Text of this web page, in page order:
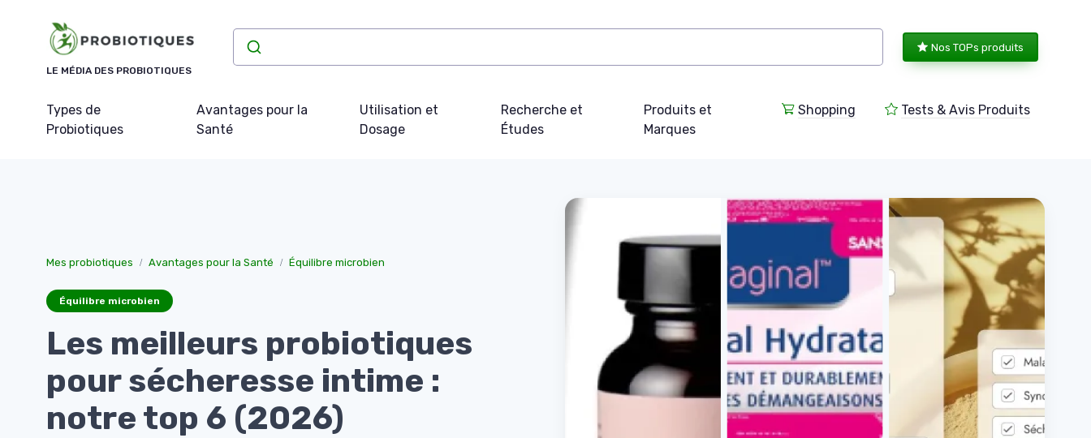
LE MÉDIA DES PROBIOTIQUES
Nos TOPs produits
Types de
Probiotiques
Avantages pour la
Santé
Utilisation et
Dosage
Recherche et
Études
Produits et
Marques
Shopping Tests & Avis Produits
Mes probiotiques Avantages pour la Santé Équilibre microbien
Équilibre microbien
Les meilleurs probiotiques
pour sécheresse intime :
notre top 6 (2026)